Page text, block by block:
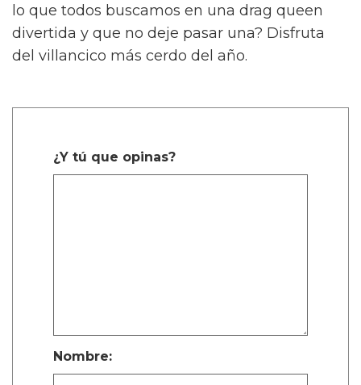
lo que todos buscamos en una drag queen
divertida y que no deje pasar una? Disfruta
del villancico más cerdo del año.
¿Y tú que opinas?
Nombre: